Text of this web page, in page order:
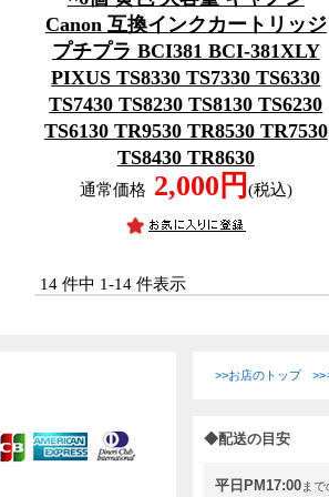
Canon 互換インクカートリッジ
プチプラ BCI381 BCI-381XLY
PIXUS TS8330 TS7330 TS6330
TS7430 TS8230 TS8130 TS6230
TS6130 TR9530 TR8530 TR7530
TS8430 TR8630
通常価格 2,000円(税込)
14 件中 1-14 件表示